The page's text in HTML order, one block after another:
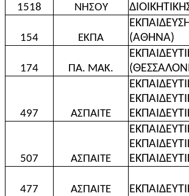
1518
ΝΗΣΟΥ
154 ΕΚΠΑ
(ΑΘΗΝΑ)
174 ΠΑ. ΜΑΚ.
497 ΑΣΠΑΙΤΕ
507 ΑΣΠΑΙΤΕ
477 ΑΣΠΑΙΤΕ